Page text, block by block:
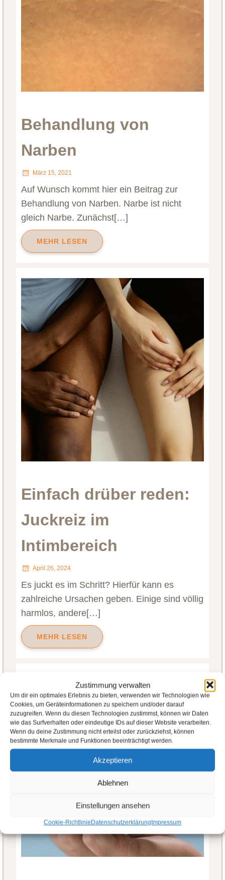
Zustimmung verwalten
Um dir ein optimales Erlebnis zu bieten, verwenden wir Technologien wie
Cookies, um Geräteinformationen zu speichern und/oder darauf
zuzugreifen. Wenn du diesen Technologien zustimmst, können wir Daten
wie das Surfverhalten oder eindeutige IDs auf dieser Website verarbeiten.
Wenn du deine Zustimmung nicht erteilst oder zurückziehst, können
bestimmte Merkmale und Funktionen beeinträchtigt werden.
Akzeptieren
Ablehnen
Einstellungen ansehen
Cookie-RichtlinieDatenschutzerklärungImpressum
Behandlung von
Narben
März 15, 2021
Auf Wunsch kommt hier ein Beitrag zur
Behandlung von Narben. Narbe ist nicht
gleich Narbe. Zunächst[…]
MEHR LESEN
Einfach drüber reden:
Juckreiz im
Intimbereich
April 26, 2024
Es juckt es im Schritt? Hierfür kann es
zahlreiche Ursachen geben. Einige sind völlig
harmlos, andere[…]
MEHR LESEN